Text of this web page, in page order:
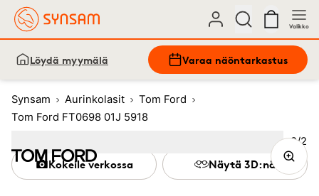
Valikko
Löydä myymälä Varaa näöntarkastus
Synsam Aurinkolasit
Tom Ford
Tom Ford FT0698 01J 5918
Kokeile verkossa Näytä 3D:nä
Kuva
2/2
Image (Current image)